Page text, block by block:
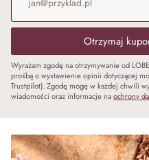
Otrzymaj
Wyrażam zgodę na otrzymywanie od
prośbą o wystawienie opinii dotyczącej
Trustpilot). Zgodę mogę w każdej chwili
wiadomości oraz informacje naochrony